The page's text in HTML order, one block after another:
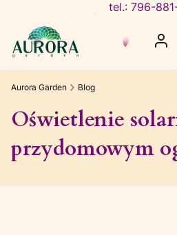
tel.: 796-
Aurora Garden Blog
Oświetlenie
przydomowym